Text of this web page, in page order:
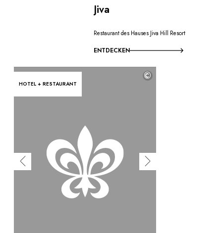
Jiva
Restaurant des Hauses Jiva Hill Resort
ENTDECKEN
HOTEL + RESTAURANT
©